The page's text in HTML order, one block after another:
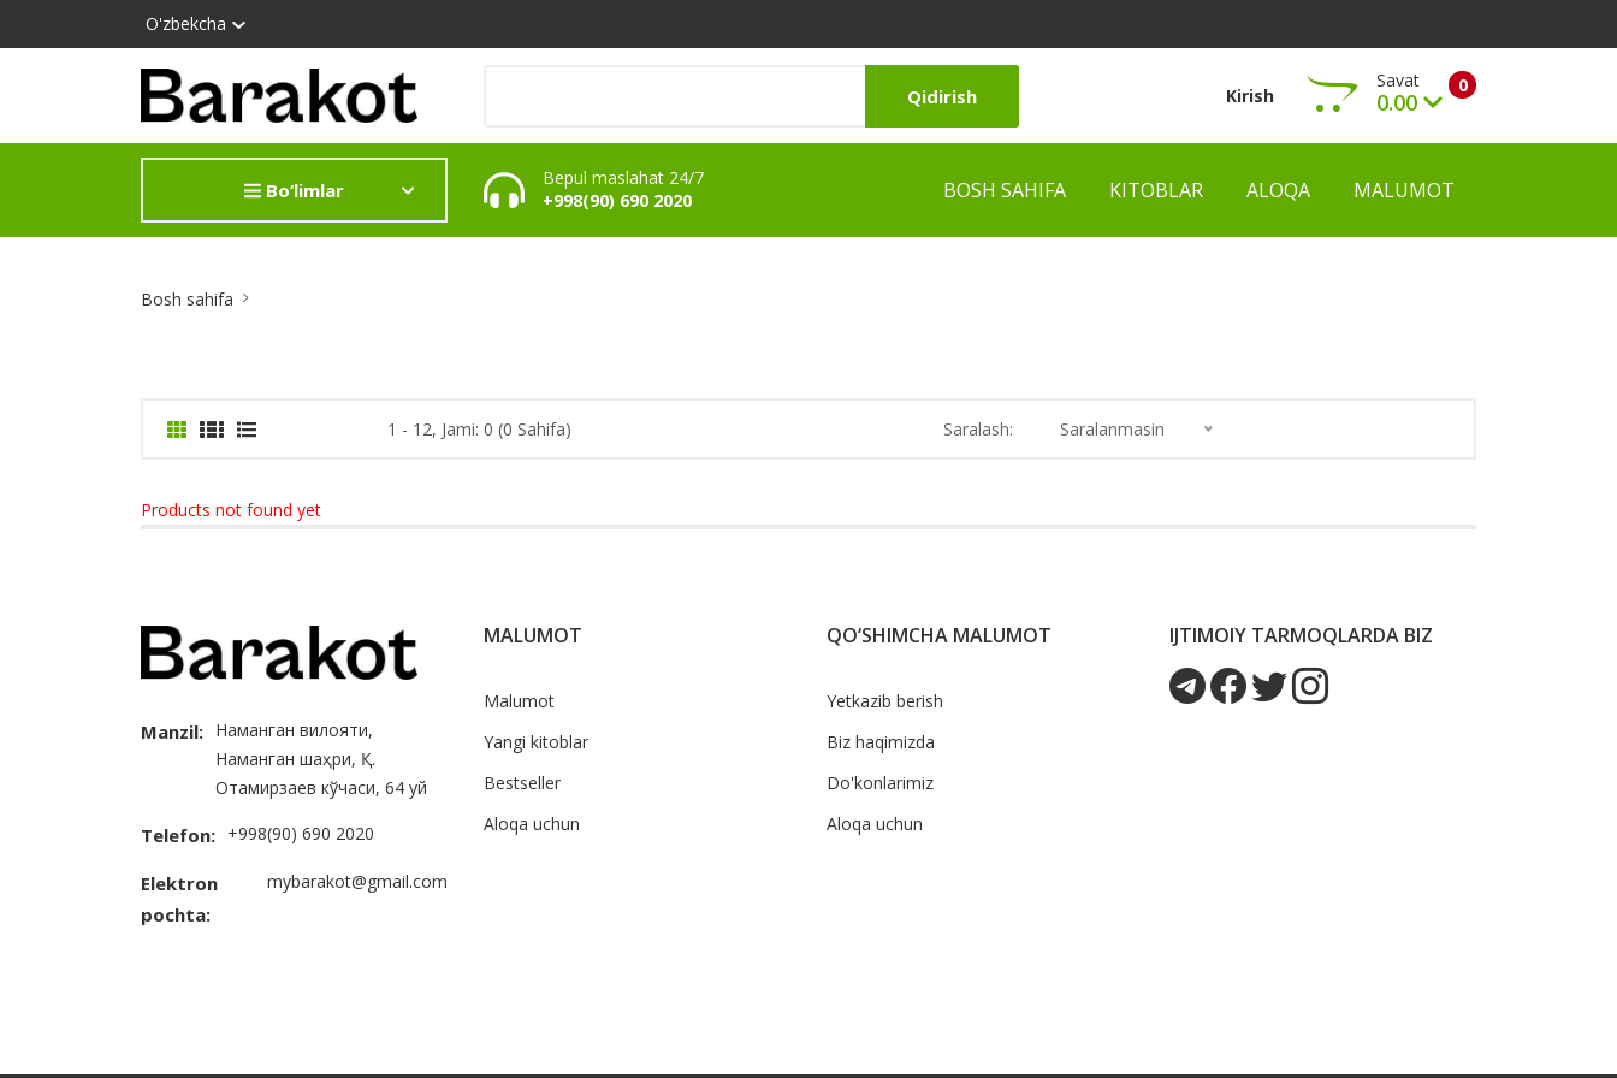
O'zbekcha
Qidirish Kirish 0
Savat
0.00
Ko‘rish
Bo‘limlar
Bepul maslahat 24/7
+998(90) 690 2020
BOSH SAHIFA KITOBLAR ALOQA MALUMOT
Bosh sahifa
1 - 12, Jami: 0 (0 Sahifa) Saralash: Saralanmasin
Products not found yet
Manzil: Наманган вилояти,
Наманган шаҳри, Қ.
Отамирзаев кўчаси, 64 уй
Telefon: +998(90) 690 2020
Elektron
pochta:
mybarakot@gmail.com
MALUMOT
Malumot
Yangi kitoblar
Bestseller
Aloqa uchun
QO‘SHIMCHA MALUMOT
Yetkazib berish
Biz haqimizda
Do'konlarimiz
Aloqa uchun
IJTIMOIY TARMOQLARDA BIZ